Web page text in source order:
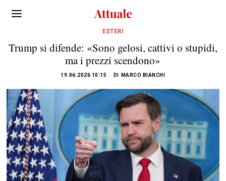
ESTERI
Trump si difende: «Sono gelosi, cattivi o stupidi,
ma i prezzi scendono»
19.06.2026 10:15 DI MARCO BIANCHI